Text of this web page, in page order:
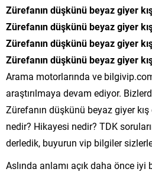
Zürefanın düşkünü beyaz giyer
Zürefanın düşkünü beyaz giyer
Zürefanın düşkünü beyaz giyer
Zürefanın düşkünü beyaz giyer
Arama motorlarında ve
araştırılmaya devam ediyor.
Zürefanın düşkünü beyaz giyer
nedir? Hikayesi nedir? TDK
derledik, buyurun vip bilgiler
Aslında anlamı açık daha önce